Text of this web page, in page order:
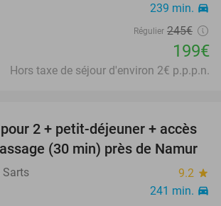
239 min. directions_car
Régulier 245€
199€
Hors taxe de séjour d'environ 2€ p.p.p.n.
30%
2 + petit-déjeuner + accès
(30 min) près de Namur
Sarts 9.2 star
241 min. directions_car